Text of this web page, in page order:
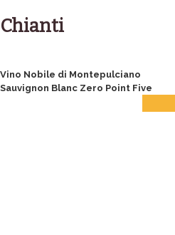
to
content
Chianti
Post
navigation
Vino Nobile di Montepulciano
Sauvignon Blanc Zero Point Five